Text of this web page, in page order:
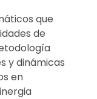
que
de
y dinámicas
en